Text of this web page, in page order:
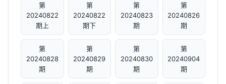
第
20240822
期上
第
20240822
期下
第
20240823
期
第
20240826
期
第
20240828
期
第
20240829
期
第
20240830
期
第
20240904
期